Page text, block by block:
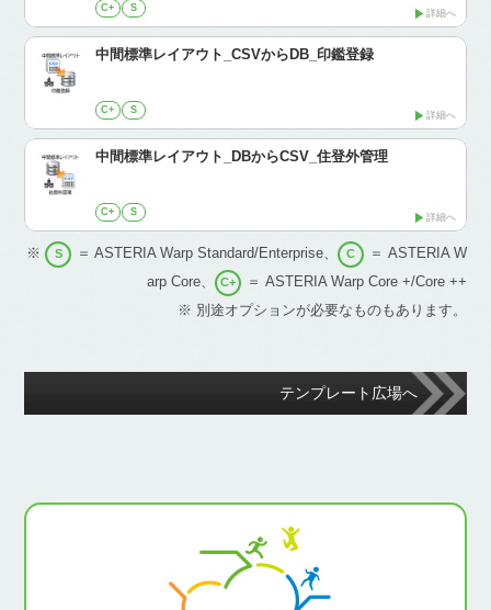
C+ S 詳細へ
中間標準レイアウト_CSVからDB_印鑑登録
C+ S 詳細へ
中間標準レイアウト_DBからCSV_住登外管理
C+ S 詳細へ
※ S ＝ ASTERIA Warp Standard/Enterprise、 C
＝ ASTERIA W
arp Core、
C+
＝ ASTERIA Warp Core +/Core ++
※ 別途オプションが必要なものもあります。
テンプレート広場へ